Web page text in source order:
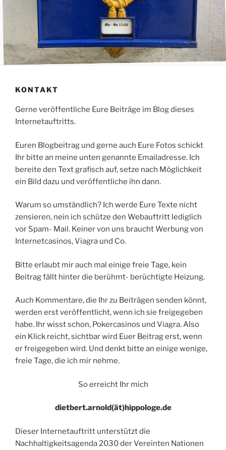
KONTAKT
Gerne veröffentliche Eure Beiträge im Blog dieses
Internetauftritts.
Euren Blogbeitrag und gerne auch Eure Fotos schickt
Ihr bitte an meine unten genannte Emailadresse. Ich
bereite den Text grafisch auf, setze nach Möglichkeit
ein Bild dazu und veröffentliche ihn dann.
Warum so umständlich? Ich werde Eure Texte nicht
zensieren, nein ich schütze den Webauftritt lediglich
vor Spam- Mail. Keiner von uns braucht Werbung von
Internetcasinos, Viagra und Co.
Bitte erlaubt mir auch mal einige freie Tage, kein
Beitrag fällt hinter die berühmt- berüchtigte Heizung.
Auch Kommentare, die Ihr zu Beiträgen senden könnt,
werden erst veröffentlicht, wenn ich sie freigegeben
habe. Ihr wisst schon, Pokercasinos und Viagra. Also
ein Klick reicht, sichtbar wird Euer Beitrag erst, wenn
er freigegeben wird. Und denkt bitte an einige wenige,
freie Tage, die ich mir nehme.
So erreicht Ihr mich
dietbert.arnold(ät)hippologe.de
Dieser Internetauftritt unterstützt die
Nachhaltigkeitsagenda 2030 der Vereinten Nationen